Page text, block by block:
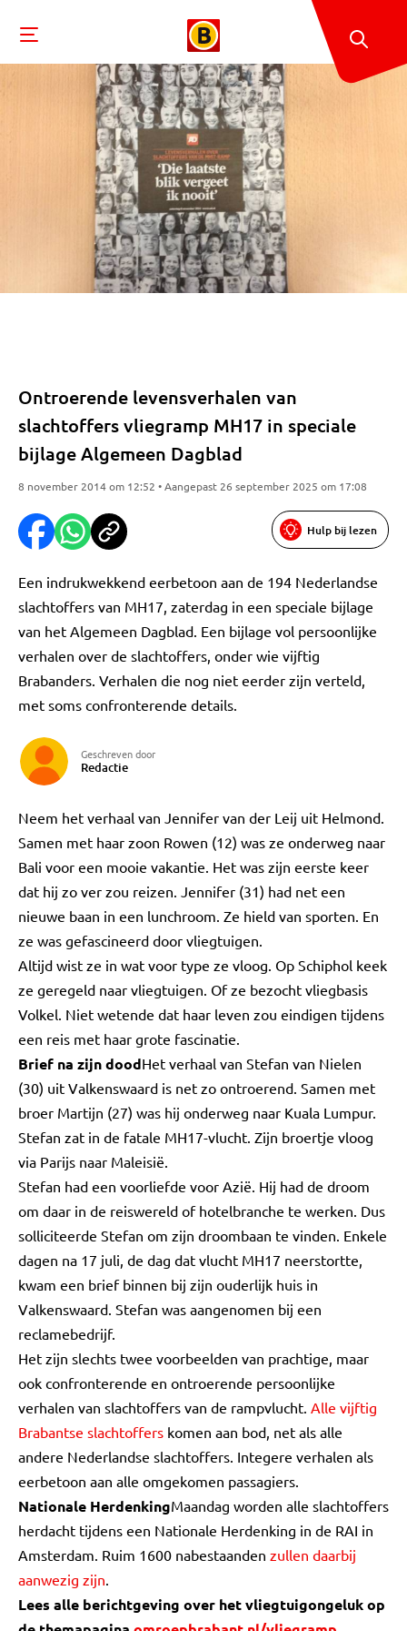
Ontroerende levensverhalen van
slachtoffers vliegramp MH17 in speciale
bijlage Algemeen Dagblad
8 november 2014 om 12:52 • Aangepast 26 september 2025 om 17:08
Hulp bij lezen
Een indrukwekkend eerbetoon aan de 194 Nederlandse
slachtoffers van MH17, zaterdag in een speciale bijlage
van het Algemeen Dagblad. Een bijlage vol persoonlijke
verhalen over de slachtoffers, onder wie vijftig
Brabanders. Verhalen die nog niet eerder zijn verteld,
met soms confronterende details.
Geschreven door
Redactie
Neem het verhaal van Jennifer van der Leij uit Helmond.
Samen met haar zoon Rowen (12) was ze onderweg naar
Bali voor een mooie vakantie. Het was zijn eerste keer
dat hij zo ver zou reizen. Jennifer (31) had net een
nieuwe baan in een lunchroom. Ze hield van sporten. En
ze was gefascineerd door vliegtuigen.
Altijd wist ze in wat voor type ze vloog. Op Schiphol keek
ze geregeld naar vliegtuigen. Of ze bezocht vliegbasis
Volkel. Niet wetende dat haar leven zou eindigen tijdens
een reis met haar grote fascinatie.
Brief na zijn doodHet verhaal van Stefan van Nielen
(30) uit Valkenswaard is net zo ontroerend. Samen met
broer Martijn (27) was hij onderweg naar Kuala Lumpur.
Stefan zat in de fatale MH17-vlucht. Zijn broertje vloog
via Parijs naar Maleisië.
Stefan had een voorliefde voor Azië. Hij had de droom
om daar in de reiswereld of hotelbranche te werken. Dus
solliciteerde Stefan om zijn droombaan te vinden. Enkele
dagen na 17 juli, de dag dat vlucht MH17 neerstortte,
kwam een brief binnen bij zijn ouderlijk huis in
Valkenswaard. Stefan was aangenomen bij een
reclamebedrijf.
Het zijn slechts twee voorbeelden van prachtige, maar
ook confronterende en ontroerende persoonlijke
verhalen van slachtoffers van de rampvlucht. Alle vijftig
Brabantse slachtoffers komen aan bod, net als alle
andere Nederlandse slachtoffers. Integere verhalen als
eerbetoon aan alle omgekomen passagiers.
Nationale HerdenkingMaandag worden alle slachtoffers
herdacht tijdens een Nationale Herdenking in de RAI in
Amsterdam. Ruim 1600 nabestaanden zullen daarbij
aanwezig zijn.
Lees alle berichtgeving over het vliegtuigongeluk op